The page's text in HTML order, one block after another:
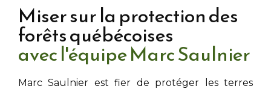
Miser sur la protection des
forêts québécoises
avec l'équipe Marc Saulnier
Marc Saulnier est fier de protéger les terres